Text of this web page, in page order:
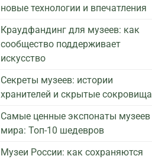
новые технологии и впечатления
Краудфандинг для музеев: как
сообщество поддерживает
искусство
Секреты музеев: истории
хранителей и скрытые сокровища
Самые ценные экспонаты музеев
мира: Топ-10 шедевров
Музеи России: как сохраняются